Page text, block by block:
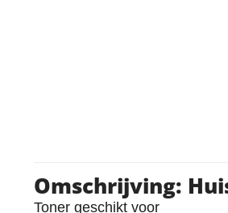
Omschrijving:
Toner geschikt voor